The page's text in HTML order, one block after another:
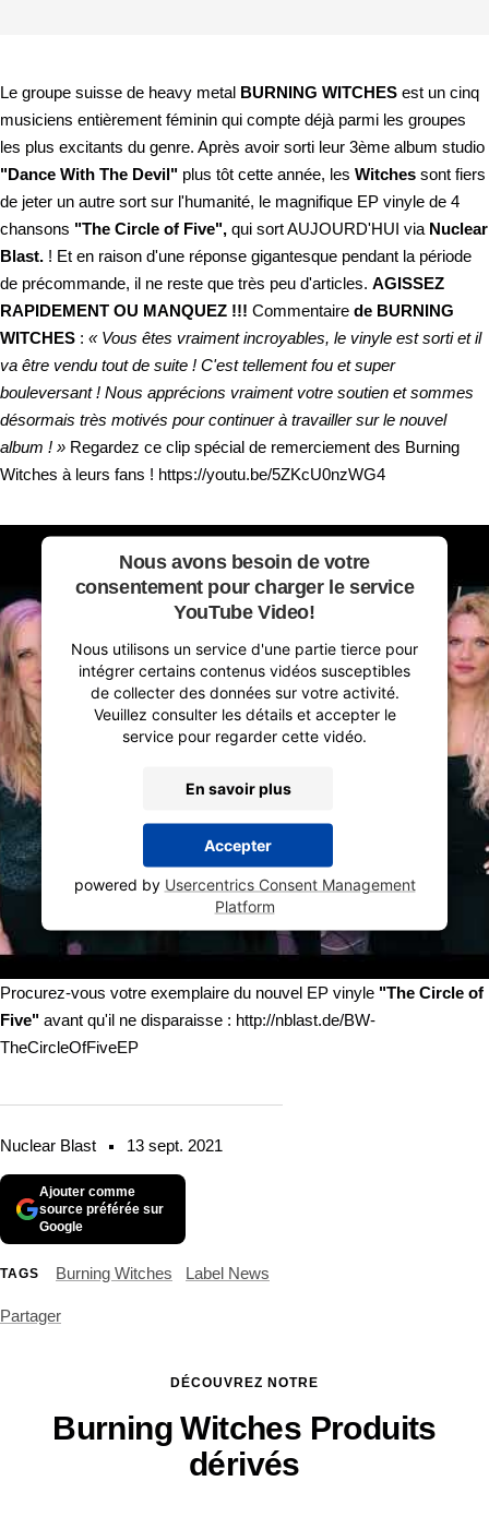
Nuclear Blast 13 sept. 2021
Ajouter comme
source préférée sur
Google
TAGS Burning Witches Label News
Partager
Le groupe suisse de heavy metal BURNING WITCHES est un cinq
musiciens entièrement féminin qui compte déjà parmi les groupes
les plus excitants du genre. Après avoir sorti leur 3ème album studio
"Dance With The Devil" plus tôt cette année, les Witches sont fiers
de jeter un autre sort sur l'humanité, le magnifique EP vinyle de 4
chansons "The Circle of Five", qui sort AUJOURD'HUI via Nuclear
Blast. ! Et en raison d'une réponse gigantesque pendant la période
de précommande, il ne reste que très peu d'articles. AGISSEZ
RAPIDEMENT OU MANQUEZ !!! Commentaire de BURNING
WITCHES : « Vous êtes vraiment incroyables, le vinyle est sorti et il
va être vendu tout de suite ! C'est tellement fou et super
bouleversant ! Nous apprécions vraiment votre soutien et sommes
désormais très motivés pour continuer à travailler sur le nouvel
album ! » Regardez ce clip spécial de remerciement des Burning
Witches à leurs fans ! https://youtu.be/5ZKcU0nzWG4
Nous avons besoin de votre
consentement pour charger le service
YouTube Video!
Nous utilisons un service d'une partie tierce pour
intégrer certains contenus vidéos susceptibles
de collecter des données sur votre activité.
Veuillez consulter les détails et accepter le
service pour regarder cette vidéo.
En savoir plus
Accepter
powered by Usercentrics Consent Management
Platform
Procurez-vous votre exemplaire du nouvel EP vinyle "The Circle of
Five" avant qu'il ne disparaisse : http://nblast.de/BW-
TheCircleOfFiveEP
DÉCOUVREZ NOTRE
Burning Witches Produits
dérivés